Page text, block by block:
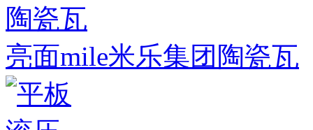
亮面mile米乐集团陶瓷瓦